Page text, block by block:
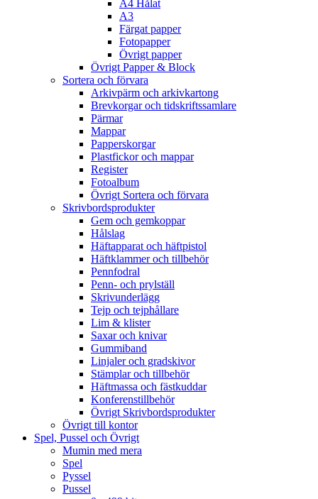
A4 Hålat
A3
Färgat papper
Fotopapper
Övrigt papper
Övrigt Papper & Block
Sortera och förvara
Arkivpärm och arkivkartong
Brevkorgar och tidskriftssamlare
Pärmar
Mappar
Papperskorgar
Plastfickor och mappar
Register
Fotoalbum
Övrigt Sortera och förvara
Skrivbordsprodukter
Gem och gemkoppar
Hålslag
Häftapparat och häftpistol
Häftklammer och tillbehör
Pennfodral
Penn- och prylställ
Skrivunderlägg
Tejp och tejphållare
Lim & klister
Saxar och knivar
Gummiband
Linjaler och gradskivor
Stämplar och tillbehör
Häftmassa och fästkuddar
Konferenstillbehör
Övrigt Skrivbordsprodukter
Övrigt till kontor
Spel, Pussel och Övrigt
Mumin med mera
Spel
Pyssel
Pussel